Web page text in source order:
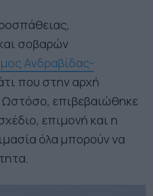
σοβαρών
Ανδραβίδας-
που στην αρχή
επιβεβαιώθηκε
επιμονή και η
όλα μπορούν να